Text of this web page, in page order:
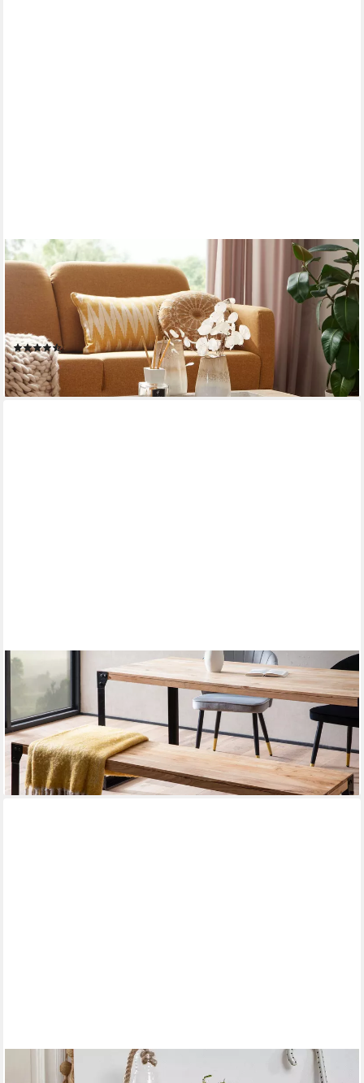
FINEBUY
Couchtisch FB60940 90cm Massiv Rattan Wohnzimmertisch
eckig Ablage Schublade (90x40x45 cm Mango Massivholz /
Rattan Rechteckig), Sofatisch Rechteckig, Wohnzimmertisch
Schublade
(10)
139,95 €
lieferbar - in 2-3 Werktagen bei dir
Essbank FB60608 Esszimmerbank Sitzbank Akazie Massivholz
Industrial Holzbank (Akazie Massivholz 120 cm, Industrial
Holzbank), Esszimmerbank ohne Lehne, Sitzbank Esszimmer
Holz
ab 119,95 €
lieferbar - in 2-3 Werktagen bei dir